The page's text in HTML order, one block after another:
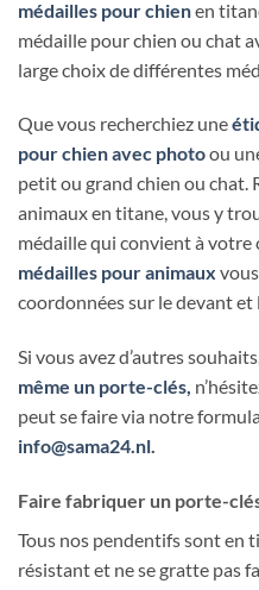
médailles pour chienen
médaille pour chien ou chat
large choix de différentes
Que vous recherchiez une
pour chien avec photoou
petit ou grand chien ou chat.
animaux en titane, vous y
médaille qui convient à votre
médailles pour animaux
coordonnées sur le devant et
Si vous avez d’autres
même un porte-clés,
peut se faire via notre
info@sama24.nl.
Faire fabriquer un porte-
Tous nos pendentifs sont en
résistant et ne se gratte pas